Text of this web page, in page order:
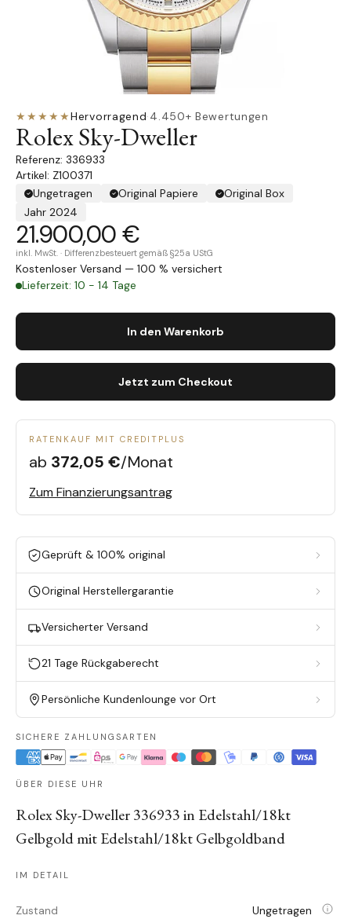
★★★★★Hervorragend·4.450+ Bewertungen
Rolex Sky-Dweller
336933
Artikel: Z100371
Ungetragen
Original Papiere
Original Box
Jahr 2024
21.900,00 €
inkl. MwSt. · Differenzbesteuert gemäß §25a UStG
Kostenloser Versand — 100 % versichert
Lieferzeit: 10 - 14 Tage
In den Warenkorb
Jetzt zum Checkout
RATENKAUF MIT CREDITPLUS
ab 372,05 €/Monat
Zum Finanzierungsantrag
Geprüft & 100% original
Original Herstellergarantie
Versicherter Versand
21 Tage Rückgaberecht
Persönliche Kundenlounge vor Ort
SICHERE ZAHLUNGSARTEN
ÜBER DIESE UHR
Rolex Sky-Dweller 336933 in Edelstahl/18kt
Gelbgold mit Edelstahl/18kt Gelbgoldband
IM DETAIL
Zustand Ungetragen